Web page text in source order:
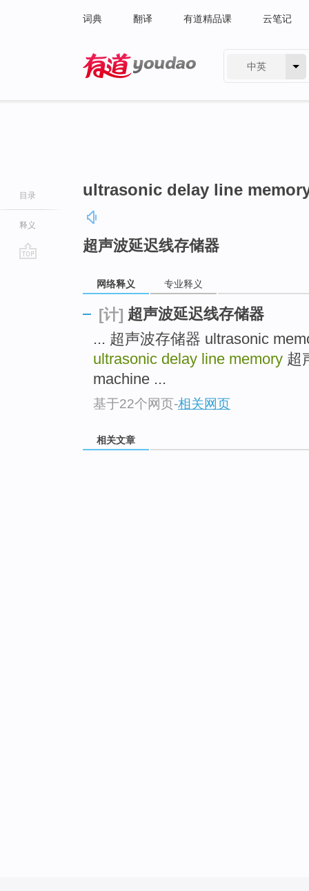
词典 翻译 有道精品课 云笔记
中英
目录
释义
ultrasonic delay line
超声波延迟线存储器
网络释义 专业释义
[计] 超声波延迟线存储器
... 超声波存储器 ultrasonic
ultrasonic delay line memory 超
machine ...
基于22个网页-相关网页
相关文章